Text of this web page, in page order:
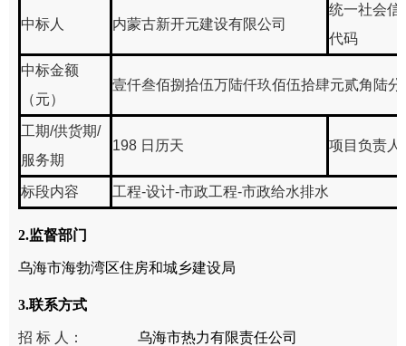
中标人 内蒙古新开元建设有限公司
统一社会信
代码
中标金额
（元）
壹仟叁佰捌拾伍万陆仟玖佰伍拾肆元贰角陆
工期/供货期/
服务期
198 日历天 项目负责人
标段内容 工程-设计-市政工程-市政给水排水
2.监督部门
乌海市海勃湾区住房和城乡建设局
3.联系方式
招 标 人：
乌海市热力有限责任公司